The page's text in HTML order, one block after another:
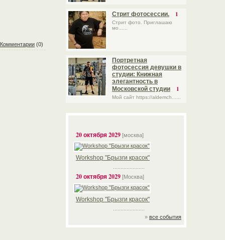
Комментарии (0)
Стрит фотосессии. 1
Стрит фото. Приглашаю
мо......
Портретная
фотосессия девушки в
студии: Книжная
элегантность в
Московской студии
1
Мой сайт https://aldemch......
20 октября 2029 [москва]
Workshop "Брызги красок"
20 октября 2029 [Москва]
Workshop "Брызги красок"
» все события